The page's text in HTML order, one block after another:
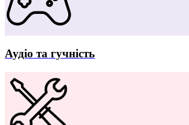
Аудіо та гучність